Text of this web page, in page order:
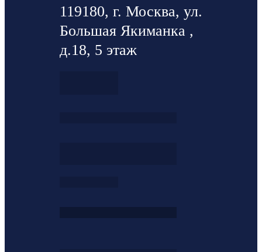
119180, г. Москва, ул.
Большая Якиманка ,
д.18, 5 этаж